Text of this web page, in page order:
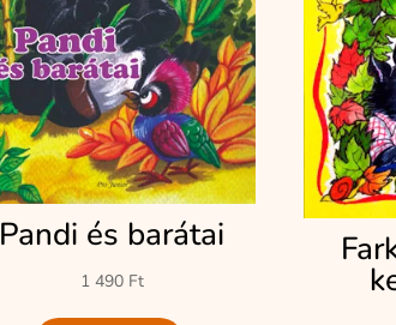
Pandi és barátai
1 490 Ft